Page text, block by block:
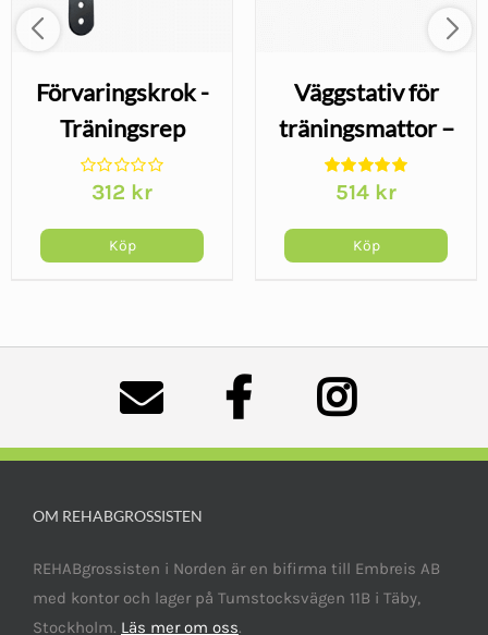
Förvaringskrok -
Träningsrep
312 kr
Köp
Väggstativ för
träningsmattor –
justerbart
matträcke
514 kr
Köp
OM REHABGROSSISTEN
REHABgrossisten i Norden är en bifirma till Embreis AB
med kontor och lager på Tumstocksvägen 11B i Täby,
Stockholm. Läs mer om oss.